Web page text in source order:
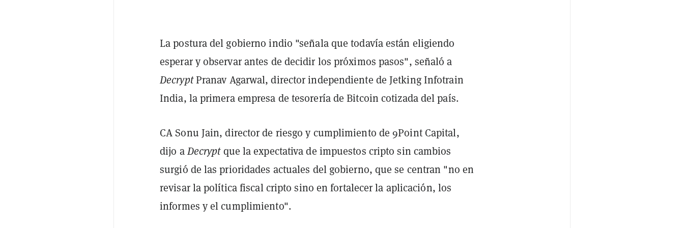
La postura del gobierno indio "señala que todavía están eligiendo
esperar y observar antes de decidir los próximos pasos", señaló a
DecryptPranav Agarwal, director independiente de Jetking Infotrain
India, la primera empresa de tesorería de Bitcoin cotizada del país.
CA Sonu Jain, director de riesgo y cumplimiento de 9Point Capital,
dijo aDecryptque la expectativa de impuestos cripto sin cambios
surgió de las prioridades actuales del gobierno, que se centran "no en
revisar la política fiscal cripto sino en fortalecer la aplicación, los
informes y el cumplimiento".